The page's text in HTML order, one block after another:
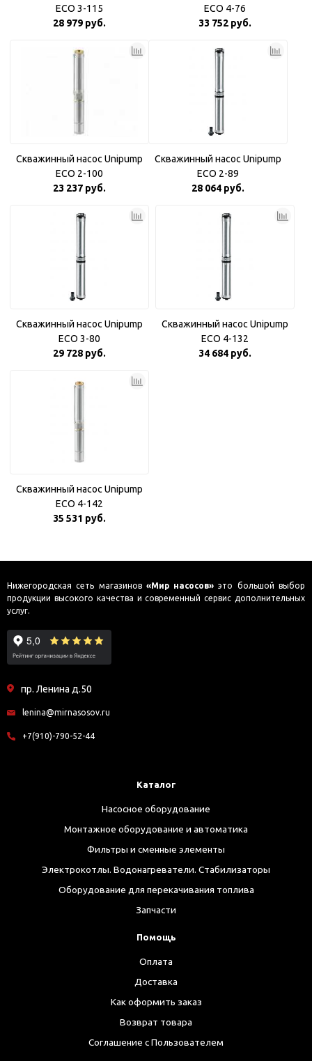
ECO 3-115
28 979 руб.
ECO 4-76
33 752 руб.
Скважинный насос Unipump
ECO 2-100
23 237 руб.
Скважинный насос Unipump
ECO 2-89
28 064 руб.
Скважинный насос Unipump
ECO 3-80
29 728 руб.
Скважинный насос Unipump
ECO 4-132
34 684 руб.
Скважинный насос Unipump
ECO 4-142
35 531 руб.
Нижегородская сеть магазинов «Мир насосов» это большой выбор
продукции высокого качества и современный сервис дополнительных
услуг.
пр. Ленина д.50
lenina@mirnasosov.ru
+7(910)-790-52-44
Каталог
Насосное оборудование
Монтажное оборудование и автоматика
Фильтры и сменные элементы
Электрокотлы. Водонагреватели. Стабилизаторы
Оборудование для перекачивания топлива
Запчасти
Помощь
Оплата
Доставка
Как оформить заказ
Возврат товара
Соглашение с Пользователем